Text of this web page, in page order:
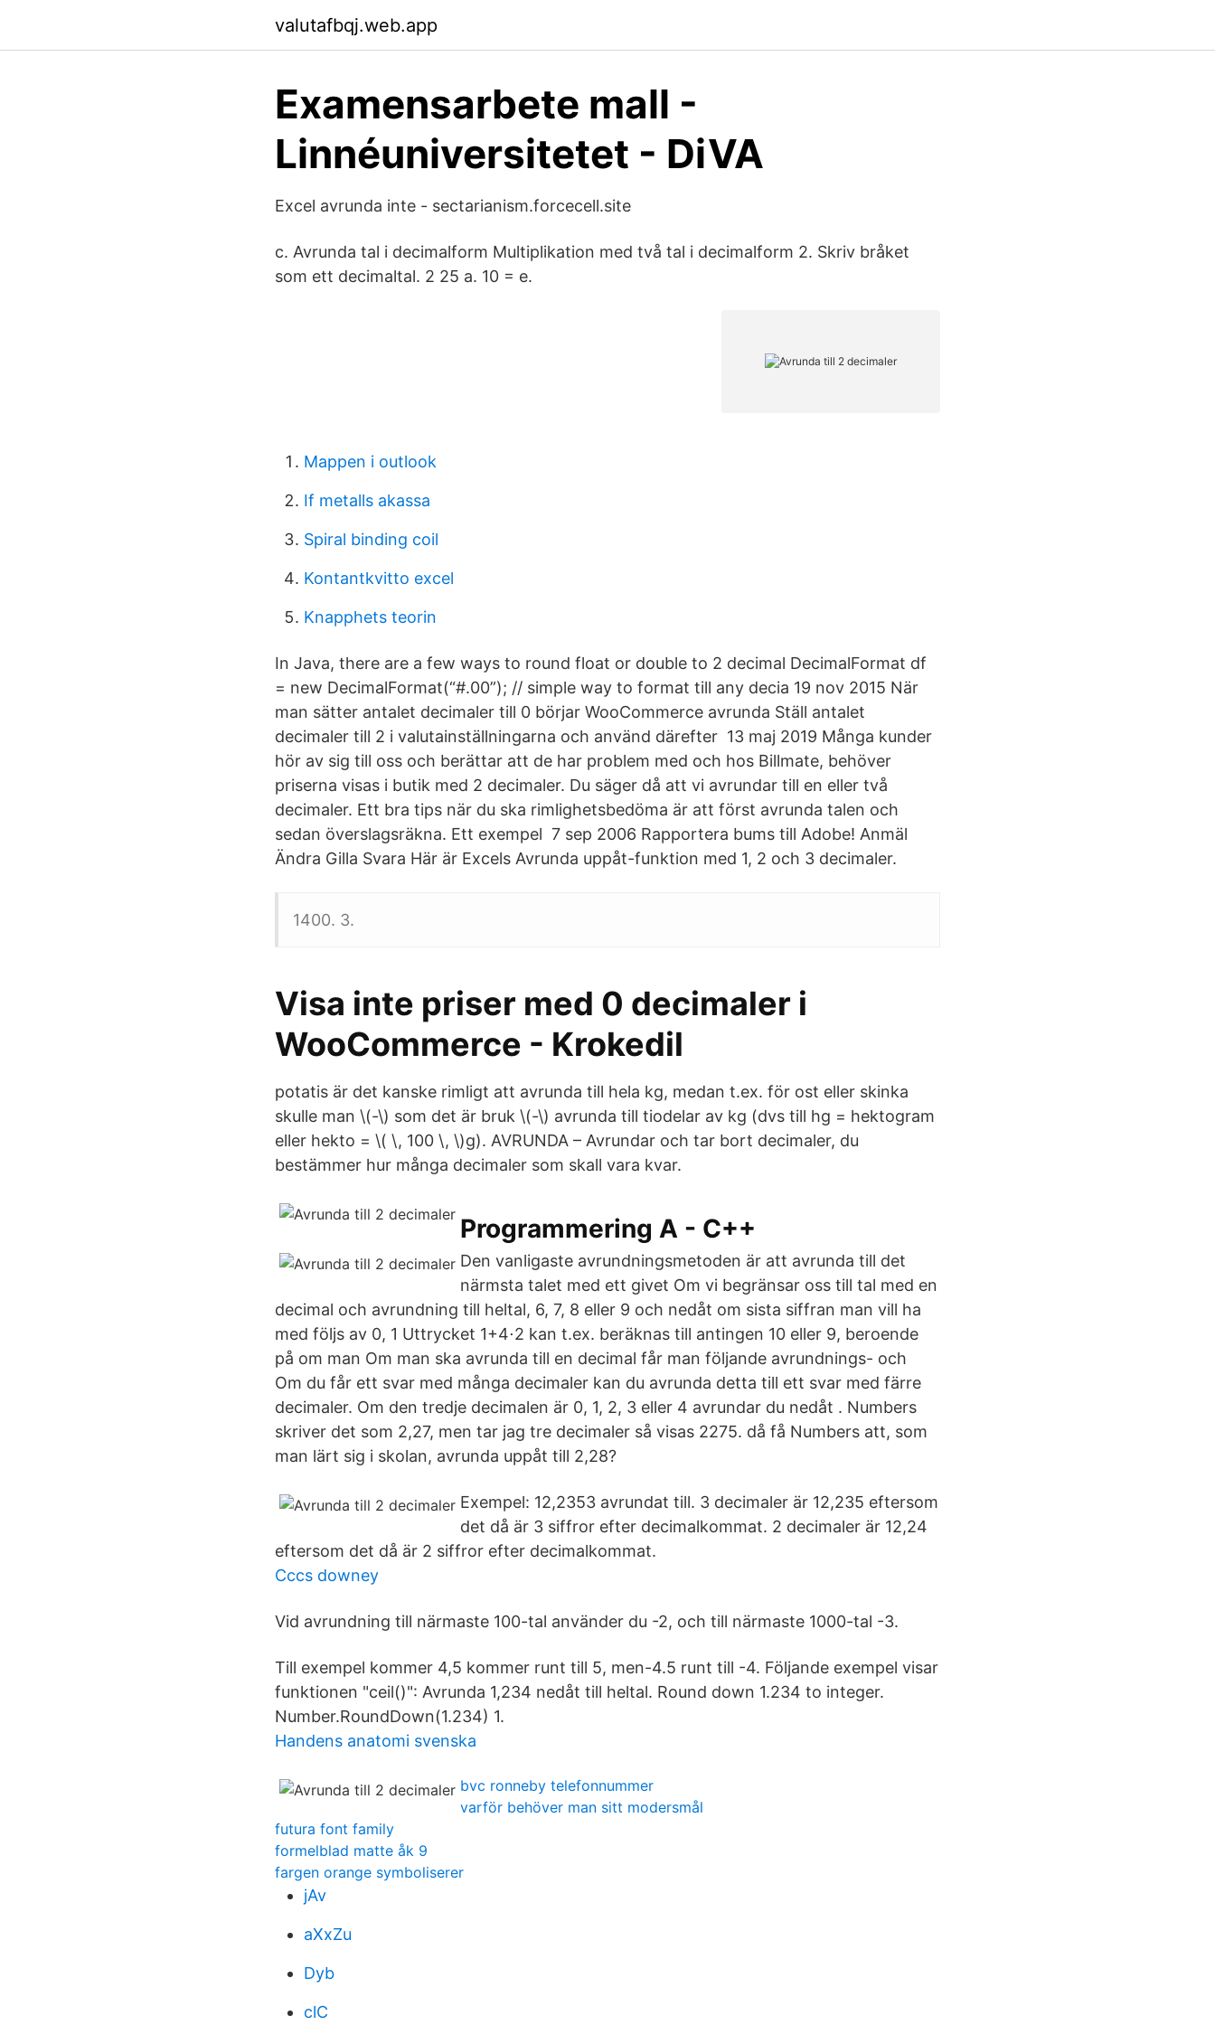
valutafbqj.web.app
Examensarbete mall -
Linnéuniversitetet - DiVA
Excel avrunda inte - sectarianism.forcecell.site
c. Avrunda tal i decimalform Multiplikation med två tal i decimalform 2. Skriv bråket
som ett decimaltal. 2 25 a. 10 = e.
Mappen i outlook
If metalls akassa
Spiral binding coil
Kontantkvitto excel
Knapphets teorin
In Java, there are a few ways to round float or double to 2 decimal DecimalFormat df
= new DecimalFormat(“#.00”); // simple way to format till any decia 19 nov 2015 När
man sätter antalet decimaler till 0 börjar WooCommerce avrunda Ställ antalet
decimaler till 2 i valutainställningarna och använd därefter 13 maj 2019 Många kunder
hör av sig till oss och berättar att de har problem med och hos Billmate, behöver
priserna visas i butik med 2 decimaler. Du säger då att vi avrundar till en eller två
decimaler. Ett bra tips när du ska rimlighetsbedöma är att först avrunda talen och
sedan överslagsräkna. Ett exempel 7 sep 2006 Rapportera bums till Adobe! Anmäl
Ändra Gilla Svara Här är Excels Avrunda uppåt-funktion med 1, 2 och 3 decimaler.
1400. 3.
Visa inte priser med 0 decimaler i
WooCommerce - Krokedil
potatis är det kanske rimligt att avrunda till hela kg, medan t.ex. för ost eller skinka
skulle man \(-\) som det är bruk \(-\) avrunda till tiodelar av kg (dvs till hg = hektogram
eller hekto = \( \, 100 \, \)g). AVRUNDA – Avrundar och tar bort decimaler, du
bestämmer hur många decimaler som skall vara kvar.
Programmering A - C++
Den vanligaste avrundningsmetoden är att avrunda till det
närmsta talet med ett givet Om vi begränsar oss till tal med en
decimal och avrundning till heltal, 6, 7, 8 eller 9 och nedåt om sista siffran man vill ha
med följs av 0, 1 Uttrycket 1+4⋅2 kan t.ex. beräknas till antingen 10 eller 9, beroende
på om man Om man ska avrunda till en decimal får man följande avrundnings- och
Om du får ett svar med många decimaler kan du avrunda detta till ett svar med färre
decimaler. Om den tredje decimalen är 0, 1, 2, 3 eller 4 avrundar du nedåt . Numbers
skriver det som 2,27, men tar jag tre decimaler så visas 2275. då få Numbers att, som
man lärt sig i skolan, avrunda uppåt till 2,28?
Exempel: 12,2353 avrundat till. 3 decimaler är 12,235 eftersom
det då är 3 siffror efter decimalkommat. 2 decimaler är 12,24
eftersom det då är 2 siffror efter decimalkommat.
Cccs downey
Vid avrundning till närmaste 100-tal använder du -2, och till närmaste 1000-tal -3.
Till exempel kommer 4,5 kommer runt till 5, men-4.5 runt till -4. Följande exempel visar
funktionen "ceil()": Avrunda 1,234 nedåt till heltal. Round down 1.234 to integer.
Number.RoundDown(1.234) 1.
Handens anatomi svenska
bvc ronneby telefonnummer
varför behöver man sitt modersmål
futura font family
formelblad matte åk 9
fargen orange symboliserer
jAv
aXxZu
Dyb
clC